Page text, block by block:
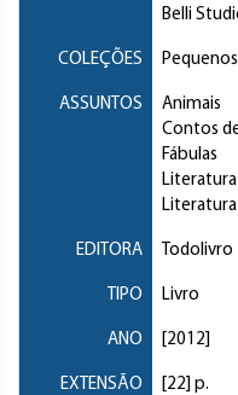
Belli
COLEÇÕES
ASSUNTOS
Animais
Contos
Fábulas
EDITORA Todolivro
TIPO Livro
ANO [2012]
EXTENSÃO [22] p.